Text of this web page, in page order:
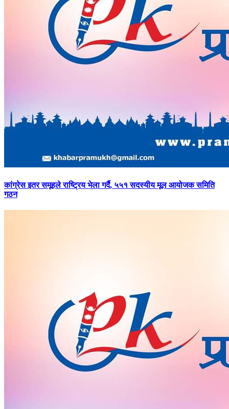
कांग्रेसइतर समूहले राष्ट्रिय भेला गर्दै, ५५१ सदस्यीय मूल आयोजक समिति
गठन